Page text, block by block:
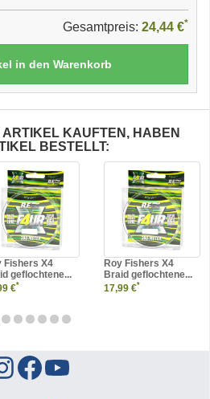
Gesamtpreis: 24,44 €*
in den Warenkorb
ARTIKEL KAUFTEN, HABEN
BESTELLT:
Fishers X4
geflochtene...
€*
Roy Fishers X4
Braid geflochtene...
17,99 €*